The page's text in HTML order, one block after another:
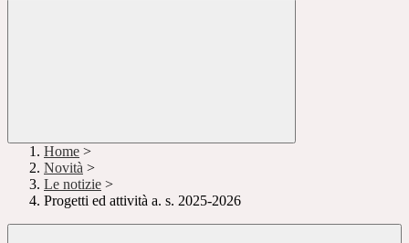
Home >
Novità >
Le notizie >
Progetti ed attività a. s. 2025-2026